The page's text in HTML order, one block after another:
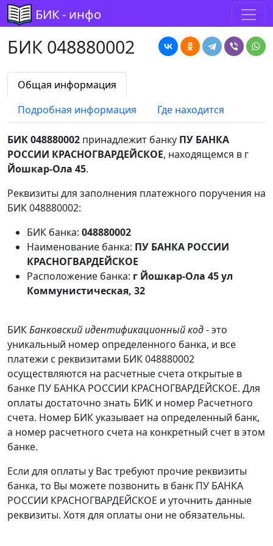
БИК - инфо
БИК 048880002
Общая информация
Подробная информация
Где находится
БИК 048880002 принадлежит банку ПУ БАНКА
РОССИИ КРАСНОГВАРДЕЙСКОЕ, находящемся в г
Йошкар-Ола 45.
Реквизиты для заполнения платежного поручения на
БИК 048880002:
БИК банка: 048880002
Наименование банка: ПУ БАНКА РОССИИ
КРАСНОГВАРДЕЙСКОЕ
Расположение банка: г Йошкар-Ола 45 ул
Коммунистическая, 32
БИКБанковский идентификационный код- это
уникальный номер определенного банка, и все
платежи с реквизитами БИК 048880002
осуществляются на расчетные счета открытые в
банке ПУ БАНКА РОССИИ КРАСНОГВАРДЕЙСКОЕ. Для
оплаты достаточно знать БИК и номер Расчетного
счета. Номер БИК указывает на определенный банк,
а номер расчетного счета на конкретный счет в этом
банке.
Если для оплаты у Вас требуют прочие реквизиты
банка, то Вы можете позвонить в банк ПУ БАНКА
РОССИИ КРАСНОГВАРДЕЙСКОЕ и уточнить данные
реквизиты. Хотя для оплаты они не обязательны.